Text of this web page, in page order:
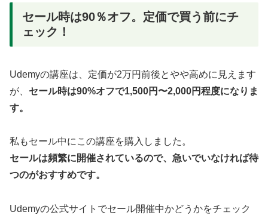
セール時は90％オフ。定価で買う前にチ
ェック！
Udemyの講座は、定価が2万円前後とやや高めに見えます
が、 セール時は90%オフで1,500円〜2,000円程度になりま
す。
私もセール中にこの講座を購入しました。
セールは頻繁に開催されているので、急いでいなければ待
つのがおすすめです。
Udemyの公式サイトでセール開催中かどうかをチェック